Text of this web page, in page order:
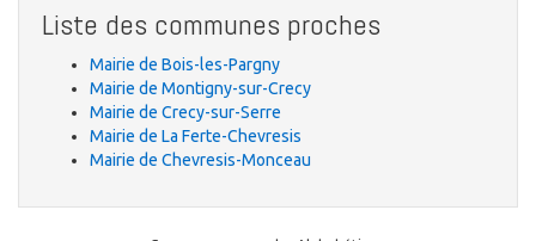
Liste des communes proches
Mairie de Bois-les-Pargny
Mairie de Montigny-sur-Crecy
Mairie de Crecy-sur-Serre
Mairie de La Ferte-Chevresis
Mairie de Chevresis-Monceau